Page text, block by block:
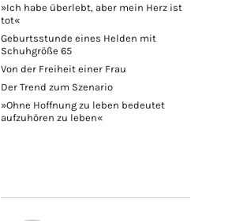
»Ich habe überlebt, aber mein Herz ist
tot«
Geburtsstunde eines Helden mit
Schuhgröße 65
Von der Freiheit einer Frau
Der Trend zum Szenario
»Ohne Hoffnung zu leben bedeutet
aufzuhören zu leben«